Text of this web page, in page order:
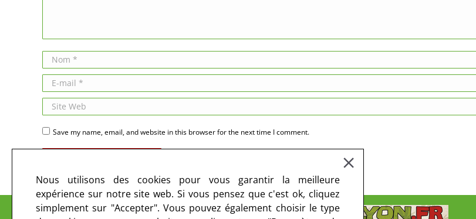
Nom *
E-mail *
Site Web
Save my name, email, and website in this browser for the next time I comment.
Le CIRC sur les ondes et sur le web
Nous utilisons des cookies pour vous garantir la meilleure
expérience sur notre site web. Si vous pensez que c'est ok, cliquez
simplement sur "Accepter". Vous pouvez également choisir le type